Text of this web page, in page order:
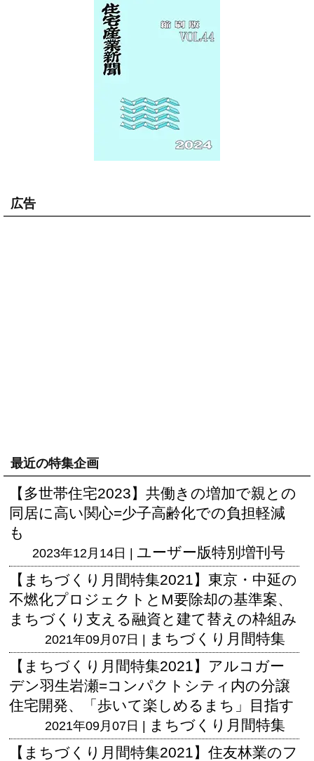
広告
最近の特集企画
【多世帯住宅2023】共働きの増加で親との
同居に高い関心=少子高齢化での負担軽減
も
2023年12月14日 | ユーザー版特別増刊号
【まちづくり月間特集2021】東京・中延の
不燃化プロジェクトとM要除却の基準案、
まちづくり支える融資と建て替えの枠組み
2021年09月07日 | まちづくり月間特集
【まちづくり月間特集2021】アルコガー
デン羽生岩瀬=コンパクトシティ内の分譲
住宅開発、「歩いて楽しめるまち」目指す
2021年09月07日 | まちづくり月間特集
【まちづくり月間特集2021】住友林業のフ